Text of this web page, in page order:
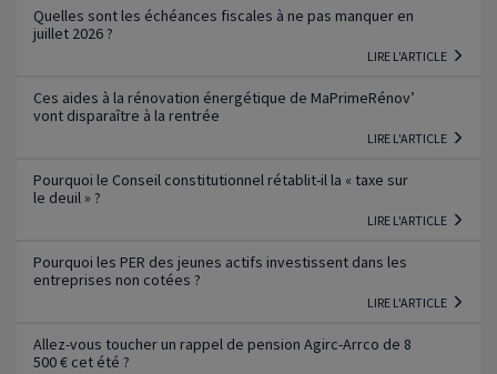
Quelles sont les échéances fiscales à ne pas manquer en
juillet 2026 ?
LIRE L'ARTICLE
Ces aides à la rénovation énergétique de MaPrimeRénov’
vont disparaître à la rentrée
LIRE L'ARTICLE
Pourquoi le Conseil constitutionnel rétablit-il la « taxe sur
le deuil » ?
LIRE L'ARTICLE
Pourquoi les PER des jeunes actifs investissent dans les
entreprises non cotées ?
LIRE L'ARTICLE
Allez-vous toucher un rappel de pension Agirc-Arrco de 8
500 € cet été ?